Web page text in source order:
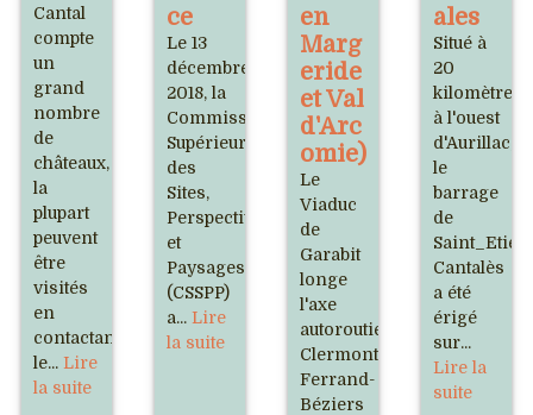
Cantal
compte
un
grand
nombre
de
châteaux,
la
plupart
peuvent
être
visités
en
contactant
le... Lire
la suite
ce
Le 13
décembre
2018, la
Commission
Supérieure
des
Sites,
Perspectives
et
Paysages
(CSSPP)
a... Lire
la suite
en
Marg
eride
et Val
d'Arc
omie)
Le
Viaduc
de
Garabit
longe
l'axe
autoroutier
Clermont-
Ferrand-
Béziers
ales
Situé à
20
kilomètres
à l'ouest
d'Aurillac,
le
barrage
de
Cantalès
a été
érigé
sur...
Lire la
suite